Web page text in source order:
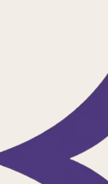
دنیای بیرون